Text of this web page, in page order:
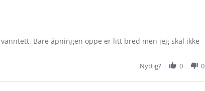
Bare åpningen oppe er litt bred men jeg skal ikke
Nyttig? 0 0